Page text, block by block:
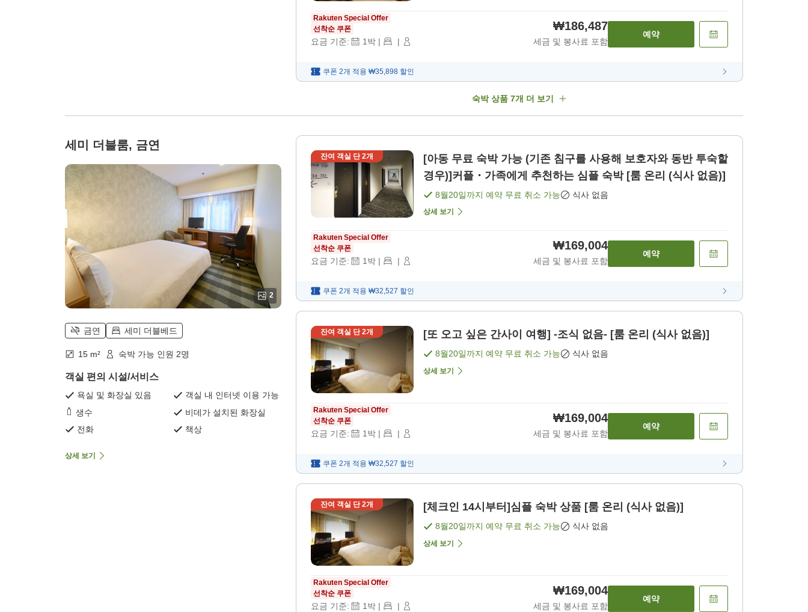
Rakuten Special Offer
선착순 쿠폰
요금 기준: 1박 | |
₩186,487
세금 및 봉사료 포함
예약
쿠폰 2개 적용 ₩35,898 할인
숙박 상품 7개 더 보기
세미 더블룸, 금연
2
금연 세미 더블베드
15 m² 숙박 가능 인원 2명
객실 편의 시설/서비스
욕실 및 화장실 있음
객실 내 인터넷 이용 가능
생수
비데가 설치된 화장실
전화
책상
상세 보기
잔여 객실 단2개
[아동 무료 숙박 가능 (기존 침구를 사용해 보호자와 동반 투숙할
경우)]커플・가족에게 추천하는 심플 숙박 [룸 온리 (식사 없음)]
8월20일까지 예약 무료 취소 가능 식사 없음
상세 보기
Rakuten Special Offer
선착순 쿠폰
요금 기준: 1박 | |
₩169,004
세금 및 봉사료 포함
예약
쿠폰 2개 적용 ₩32,527 할인
잔여 객실 단2개 [또 오고 싶은 간사이 여행] -조식 없음- [룸 온리 (식사 없음)]
8월20일까지 예약 무료 취소 가능 식사 없음
상세 보기
Rakuten Special Offer
선착순 쿠폰
요금 기준: 1박 | |
₩169,004
세금 및 봉사료 포함
예약
쿠폰 2개 적용 ₩32,527 할인
잔여 객실 단2개 [체크인 14시부터]심플 숙박 상품 [룸 온리 (식사 없음)]
8월20일까지 예약 무료 취소 가능 식사 없음
상세 보기
Rakuten Special Offer
선착순 쿠폰
요금 기준: 1박 | |
₩169,004
세금 및 봉사료 포함
예약